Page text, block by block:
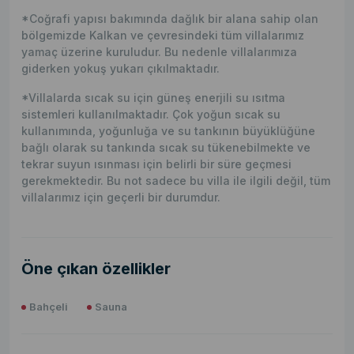
*Coğrafi yapısı bakımında dağlık bir alana sahip olan
bölgemizde Kalkan ve çevresindeki tüm villalarımız
yamaç üzerine kuruludur. Bu nedenle villalarımıza
giderken yokuş yukarı çıkılmaktadır.
*Villalarda sıcak su için güneş enerjili su ısıtma
sistemleri kullanılmaktadır. Çok yoğun sıcak su
kullanımında, yoğunluğa ve su tankının büyüklüğüne
bağlı olarak su tankında sıcak su tükenebilmekte ve
tekrar suyun ısınması için belirli bir süre geçmesi
gerekmektedir. Bu not sadece bu villa ile ilgili değil, tüm
villalarımız için geçerli bir durumdur.
Öne çıkan özellikler
Bahçeli Sauna